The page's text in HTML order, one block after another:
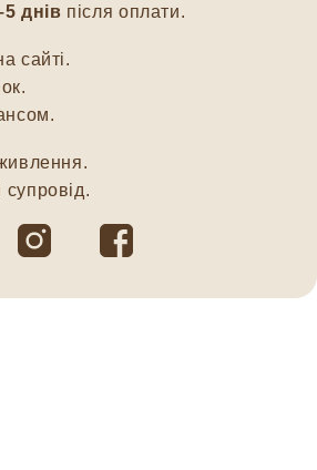
днів після оплати.
сайті.